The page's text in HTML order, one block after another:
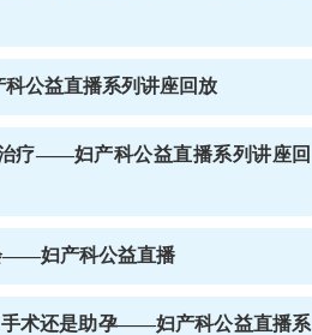
公益直播系列讲座回放
疗——妇产科公益直播系列讲座回
——妇产科公益直播
手术还是助孕——妇产科公益直播系